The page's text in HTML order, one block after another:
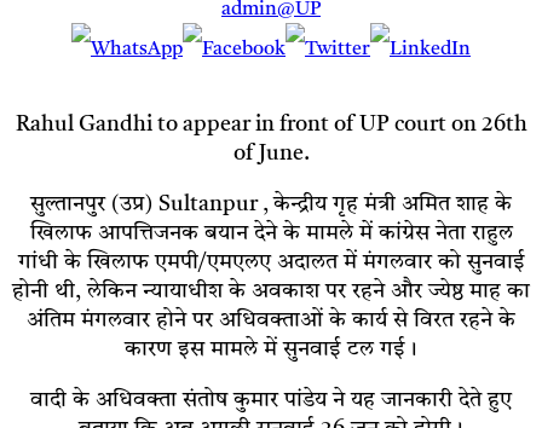
admin@UP
Rahul Gandhi to appear in front of UP court on 26th
of June.
सुल्तानपुर (उप्र) Sultanpur , केन्द्रीय गृह मंत्री अमित शाह के
खिलाफ आपत्तिजनक बयान देने के मामले में कांग्रेस नेता राहुल
गांधी के खिलाफ एमपी/एमएलए अदालत में मंगलवार को सुनवाई
होनी थी, लेकिन न्यायाधीश के अवकाश पर रहने और ज्येष्ठ माह का
अंतिम मंगलवार होने पर अधिवक्ताओं के कार्य से विरत रहने के
कारण इस मामले में सुनवाई टल गई।
वादी के अधिवक्ता संतोष कुमार पांडेय ने यह जानकारी देते हुए